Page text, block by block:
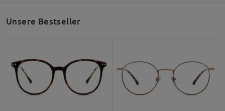
Unsere Bestseller